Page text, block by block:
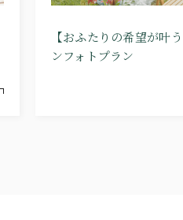
【おふたりの希望が叶
ンフォトプラン